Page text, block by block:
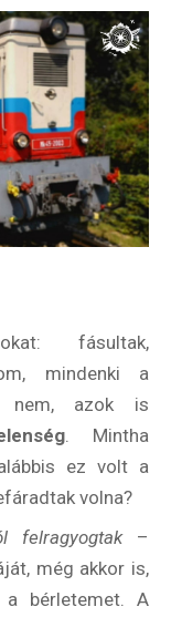
fásultak,
mindenki a
nem, azok is
. Mintha
ez volt a
volna?
felragyogtak–
még akkor is,
bérletemet. A